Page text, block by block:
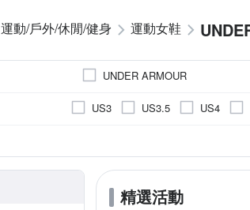
運動/戶外/休閒/健身 運動女鞋
UNDER ARMOUR
US3 US3.5 US4
EU36
EU37 EU38
UK4.5
UK5
精選活動